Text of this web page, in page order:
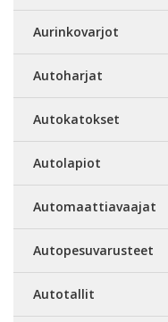
Aurinkovarjot
Autoharjat
Autokatokset
Autolapiot
Automaattiavaajat
Autopesuvarusteet
Autotallit